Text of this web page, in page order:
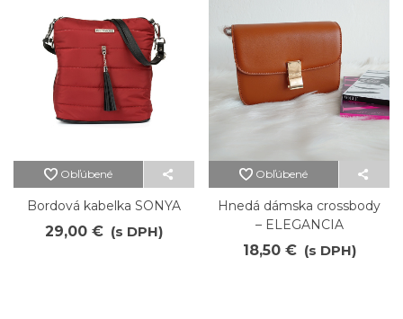
Obľúbené
Bordová kabelka SONYA
29,00 € (s DPH)
Obľúbené
Hnedá dámska crossbody
– ELEGANCIA
18,50 € (s DPH)